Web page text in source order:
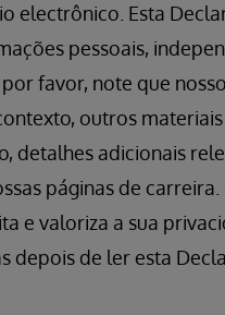
electrônico. Esta
pessoais,
favor, note que
outros
detalhes adicionais
páginas de carreira.
e valoriza a sua
depois de ler esta